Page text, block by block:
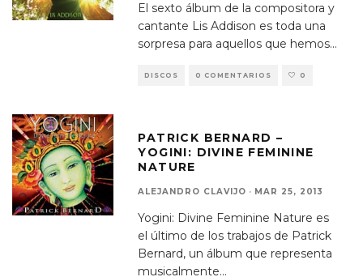
El sexto álbum de la compositora y
cantante Lis Addison es toda una
sorpresa para aquellos que hemos...
DISCOS 0 COMENTARIOS 0
PATRICK BERNARD –
YOGINI: DIVINE FEMININE
NATURE
ALEJANDRO CLAVIJO · MAR 25, 2013
Yogini: Divine Feminine Nature es
el último de los trabajos de Patrick
Bernard, un álbum que representa
musicalmente...